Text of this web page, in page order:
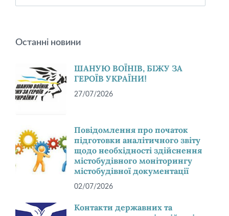
Останні новини
ШАНУЮ ВОЇНІВ, БІЖУ ЗА
ГЕРОЇВ УКРАЇНИ!
27/07/2026
Повідомлення про початок
підготовки аналітичного звіту
щодо необхідності здійснення
містобудівного моніторингу
містобудівної документації
02/07/2026
Контакти державних та